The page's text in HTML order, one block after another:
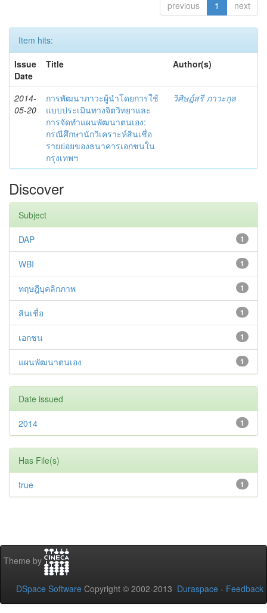
previous 1 next
Item hits:
Issue
Date
Title Author(s)
2014-
05-20
การพัฒนาภาวะผู้นำโดยการใช้
แบบประเมินทางจิตวิทยาและ
การจัดทำแผนพัฒนาตนเอง:
กรณีศึกษานักวิเคราะห์สินเชื่อ
รายย่อยของธนาคารเอกชนใน
กรุงเทพฯ
วิศิษฎ์สรี ภาวะกุล
Discover
Subject
1
DAP
1
WBI
1
ทฤษฎีบุคลิกภาพ
1
สินเชื่อ
1
เอกชน
1
แผนพัฒนาตนเอง
Date issued
1
2014
Has File(s)
1
true
Theme by
DSpace Software Copyright © 2002-2013 Duraspace - Feedback